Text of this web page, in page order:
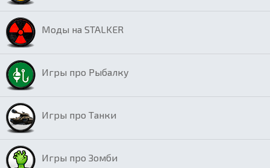
Моды на STALKER
Игры про Рыбалку
Игры про Танки
Игры про Зомби